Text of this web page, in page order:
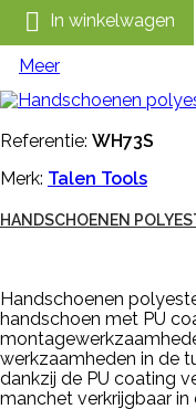
 In winkelwagen
Meer
Referentie: WH73S
Merk: Talen Tools
HANDSCHOENEN
Handschoenen
handschoen met PU
werkzaamheden in de
dankzij de PU coating
manchet verkrijgbaar